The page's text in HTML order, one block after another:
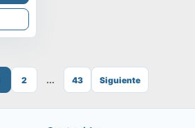
2 ... 43 Siguiente